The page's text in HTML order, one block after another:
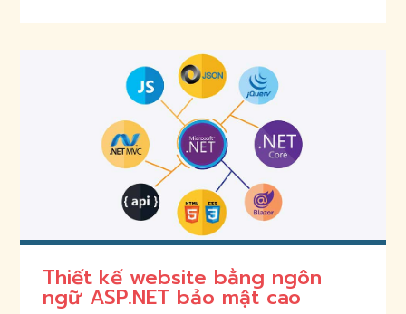
Thiết kế website bằng ngôn
ngữ ASP.NET bảo mật cao